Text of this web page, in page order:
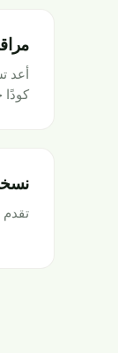
أعد
كودًا
تقدم